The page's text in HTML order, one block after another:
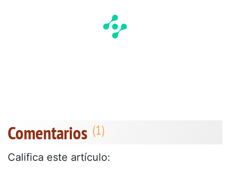
Comentarios
Califica este artículo: